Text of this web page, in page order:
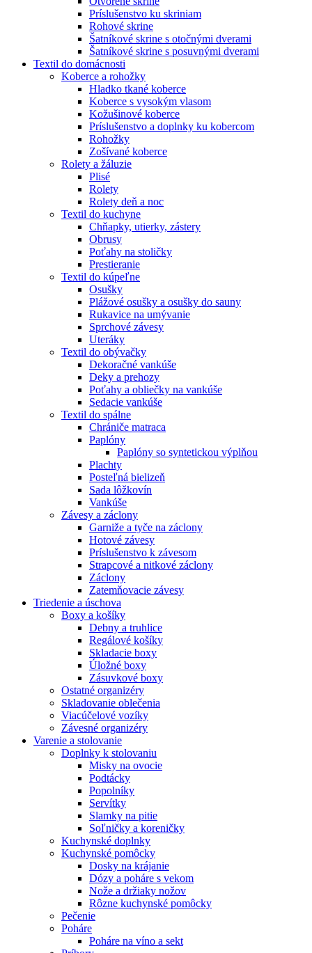
Príslušenstvo ku skriniam
Rohové skrine
Šatníkové skrine s otočnými dverami
Šatníkové skrine s posuvnými dverami
Textil do domácnosti
Koberce a rohožky
Hladko tkané koberce
Koberce s vysokým vlasom
Kožušinové koberce
Príslušenstvo a doplnky ku kobercom
Rohožky
Zošívané koberce
Rolety a žáluzie
Plisé
Rolety
Rolety deň a noc
Textil do kuchyne
Chňapky, utierky, zástery
Obrusy
Poťahy na stoličky
Prestieranie
Textil do kúpeľne
Osušky
Plážové osušky a osušky do sauny
Rukavice na umývanie
Sprchové závesy
Uteráky
Textil do obývačky
Dekoračné vankúše
Deky a prehozy
Poťahy a obliečky na vankúše
Sedacie vankúše
Textil do spálne
Chrániče matraca
Paplóny
Paplóny so syntetickou výplňou
Plachty
Posteľná bielizeň
Sada lôžkovín
Vankúše
Závesy a záclony
Garniže a tyče na záclony
Hotové závesy
Príslušenstvo k závesom
Strapcové a nitkové záclony
Záclony
Zatemňovacie závesy
Triedenie a úschova
Boxy a košíky
Debny a truhlice
Regálové košíky
Skladacie boxy
Úložné boxy
Zásuvkové boxy
Ostatné organizéry
Skladovanie oblečenia
Viacúčelové vozíky
Závesné organizéry
Varenie a stolovanie
Doplnky k stolovaniu
Misky na ovocie
Podtácky
Popolníky
Servítky
Slamky na pitie
Soľničky a koreničky
Kuchynské doplnky
Kuchynské pomôcky
Dosky na krájanie
Dózy a poháre s vekom
Nože a držiaky nožov
Rôzne kuchynské pomôcky
Pečenie
Poháre
Poháre na víno a sekt